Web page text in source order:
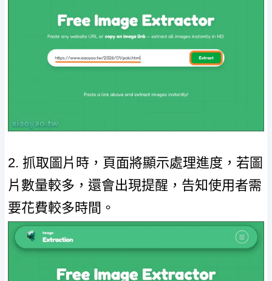
2. 抓取圖片時，頁面將顯示處理進度，若圖
片數量較多，還會出現提醒，告知使用者需
要花費較多時間。